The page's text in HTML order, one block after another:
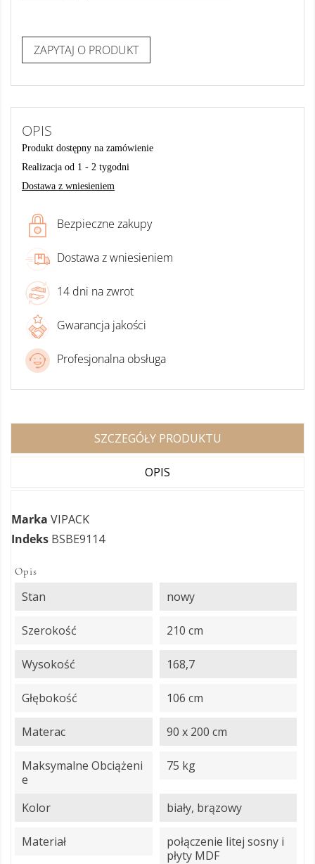
OPIS
Produkt dostępny na zamówienie
Realizacja od 1 - 2 tygodni
Dostawa z wniesieniem
Bezpieczne zakupy
Dostawa z wniesieniem
14 dni na zwrot
Gwarancja jakości
Profesjonalna obsługa
ZAPYTAJ O PRODUKT
SZCZEGÓŁY PRODUKTU
OPIS
Marka VIPACK
Indeks BSBE9114
Opis
Stan nowy
Szerokość 210 cm
Wysokość 168,7
Głębokość 106 cm
Materac 90 x 200 cm
Maksymalne Obciążeni
E
75 kg
Kolor biały, brązowy
Materiał
połączenie litej sosny i
płyty MDF